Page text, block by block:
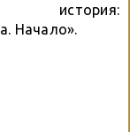
история:
Начало».